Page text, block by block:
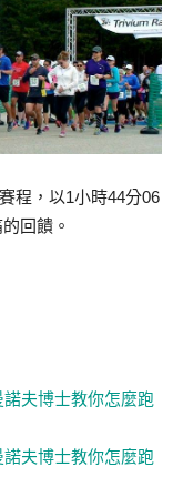
程，以1小時44分06
回饋。
夫博士教你怎麼跑
夫博士教你怎麼跑